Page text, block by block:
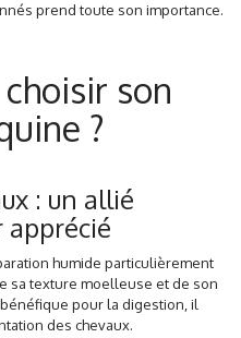
prend toute son importance.
son
?
: un allié
humide particulièrement
sa texture moelleuse et de son
pour la digestion, il
des chevaux.